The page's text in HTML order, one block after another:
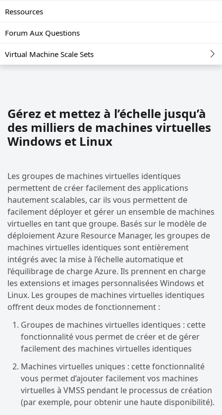
Ressources
Forum Aux Questions
Virtual Machine Scale Sets
Gérez et mettez à l’échelle jusqu’à
des milliers de machines virtuelles
Windows et Linux
Les groupes de machines virtuelles identiques
permettent de créer facilement des applications
hautement scalables, car ils vous permettent de
facilement déployer et gérer un ensemble de machines
virtuelles en tant que groupe. Basés sur le modèle de
déploiement Azure Resource Manager, les groupes de
machines virtuelles identiques sont entièrement
intégrés avec la mise à l’échelle automatique et
l’équilibrage de charge Azure. Ils prennent en charge
les extensions et images personnalisées Windows et
Linux. Les groupes de machines virtuelles identiques
offrent deux modes de fonctionnement :
Groupes de machines virtuelles identiques : cette
fonctionnalité vous permet de créer et de gérer
facilement des machines virtuelles identiques
Machines virtuelles uniques : cette fonctionnalité
vous permet d’ajouter facilement vos machines
virtuelles à VMSS pendant le processus de création
(par exemple, pour obtenir une haute disponibilité).